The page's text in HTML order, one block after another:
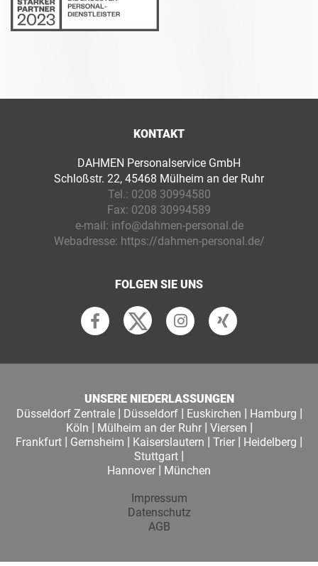
KONTAKT
DAHMEN Personalservice GmbH
Schloßstr. 22, 45468 Mülheim an der Ruhr
Tel.: 0208 30994580
Fax: 0208 30994589
e-mail: info@dahmen-personal.de
Webadresse: https://dahmen-personal.de/
FOLGEN SIE UNS
UNSERE NIEDERLASSUNGEN
Düsseldorf Zentrale| Düsseldorf| Euskirchen | Hamburg |
Köln | Mülheim an der Ruhr| Viersen |
Frankfurt | Gernsheim | Kaiserslautern | Trier | Heidelberg |
Stuttgart |
Hannover | München
Impressum
Datenschutz
AGB